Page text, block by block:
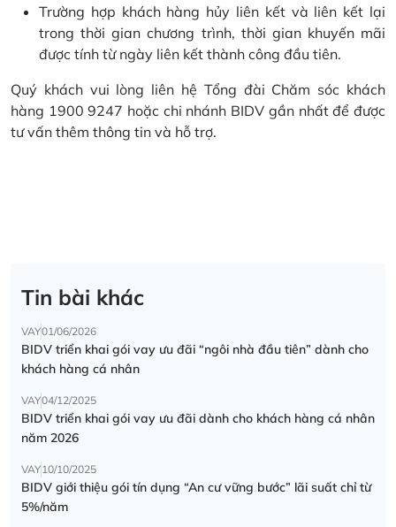
Trường hợp khách hàng hủy liên kết và liên kết lại
trong thời gian chương trình, thời gian khuyến mãi
được tính từ ngày liên kết thành công đầu tiên.
Quý khách vui lòng liên hệ Tổng đài Chăm sóc khách
hàng 1900 9247 hoặc chi nhánh BIDV gần nhất để được
tư vấn thêm thông tin và hỗ trợ.
Tin bài khác
VAY01/06/2026
BIDV triển khai gói vay ưu đãi “ngôi nhà đầu tiên” dành cho
khách hàng cá nhân
VAY04/12/2025
BIDV triển khai gói vay ưu đãi dành cho khách hàng cá nhân
năm 2026
VAY10/10/2025
BIDV giới thiệu gói tín dụng “An cư vững bước” lãi suất chỉ từ
5%/năm